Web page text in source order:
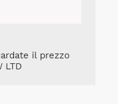
il prezzo
LTD